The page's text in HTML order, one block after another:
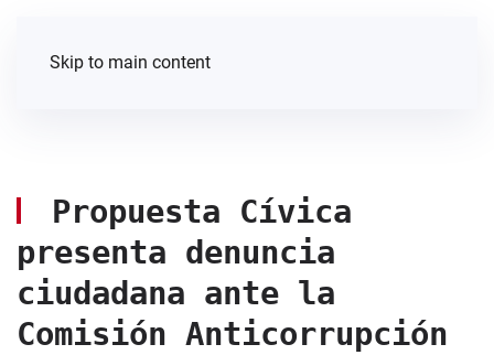
Skip to main content
Propuesta Cívica
presenta denuncia
ciudadana ante la
Comisión Anticorrupción